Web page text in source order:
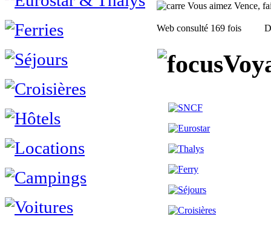
Vous aimez Vence,
Web consulté 169 fois